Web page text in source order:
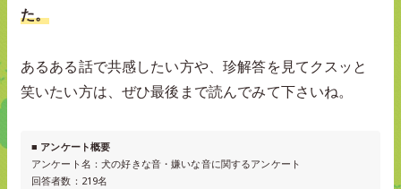
た。
あるある話で共感したい方や、珍解答を見てクスッと
笑いたい方は、ぜひ最後まで読んでみて下さいね。
■ アンケート概要
アンケート名：犬の好きな音・嫌いな音に関するアンケート
回答者数：219名